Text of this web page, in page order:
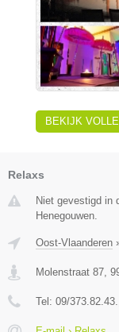
BEKIJK
Relaxs
Niet gevestigd in
Henegouwen.
Oost-Vlaanderen
Molenstraat 87
Tel: 09/373.82.43.